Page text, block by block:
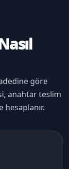
göre
anahtar teslim
hesaplanır.